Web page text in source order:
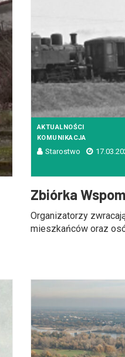
AKTUALNOŚCI
KOMUNIKACJA
Starostwo
Zbiórka
Organizatorzy
mieszkańców oraz